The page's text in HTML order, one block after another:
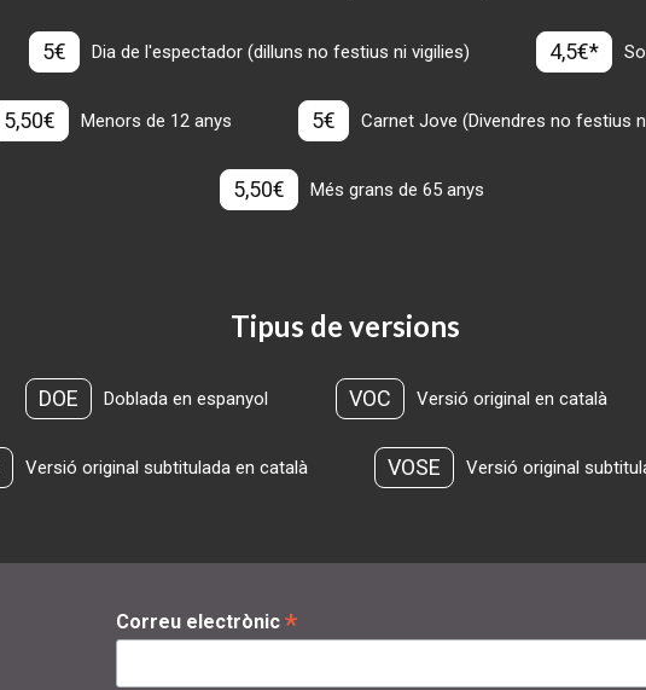
5€ Dia de l'espectador (dilluns no festius ni vigilies) 4,5€*
5,50€ Menors de 12 anys 5€ Carnet Jove (Divendres no festius
5,50€ Més grans de 65 anys
Tipus de versions
DOE Doblada en espanyol VOC Versió original en català
Versió original subtitulada en català VOSE Versió original
Correu electrònic *